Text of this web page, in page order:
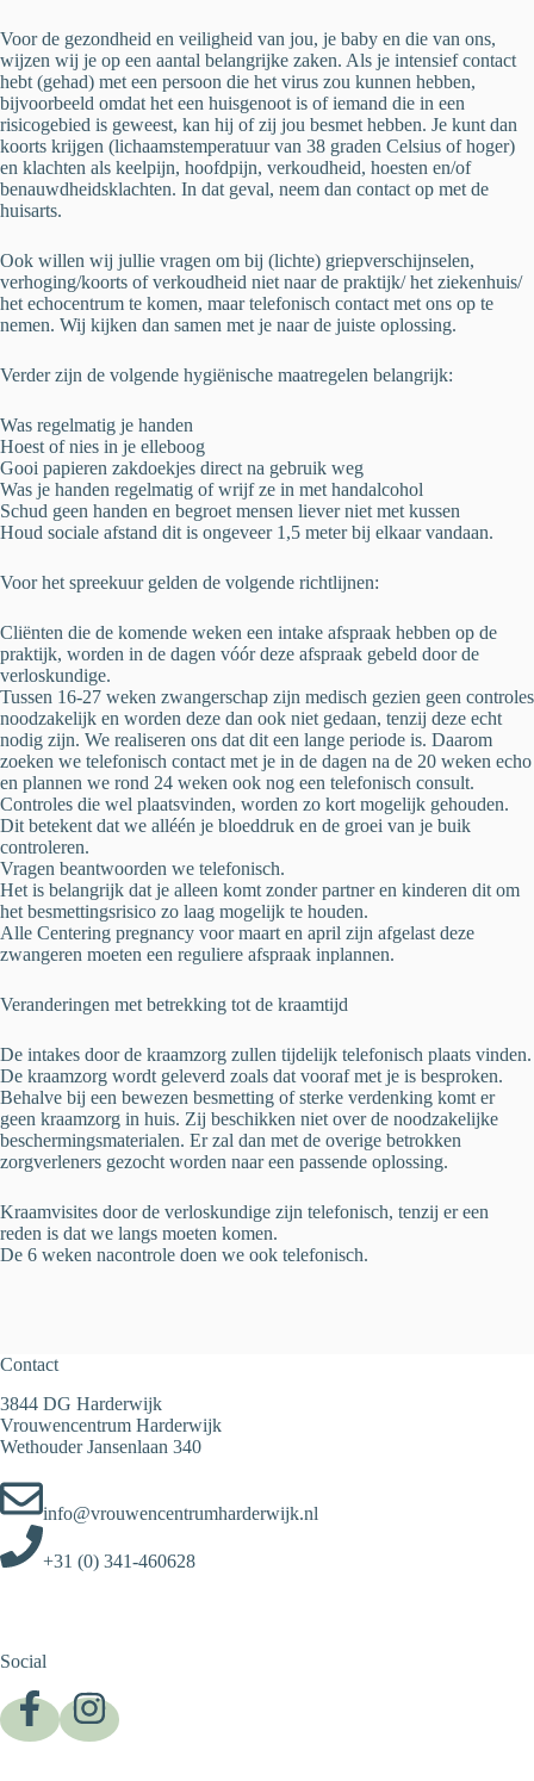
Voor de gezondheid en veiligheid van jou, je baby en die van ons,
wijzen wij je op een aantal belangrijke zaken. Als je intensief contact
hebt (gehad) met een persoon die het virus zou kunnen hebben,
bijvoorbeeld omdat het een huisgenoot is of iemand die in een
risicogebied is geweest, kan hij of zij jou besmet hebben. Je kunt dan
koorts krijgen (lichaamstemperatuur van 38 graden Celsius of hoger)
en klachten als keelpijn, hoofdpijn, verkoudheid, hoesten en/of
benauwdheidsklachten. In dat geval, neem dan contact op met de
huisarts.
Ook willen wij jullie vragen om bij (lichte) griepverschijnselen,
verhoging/koorts of verkoudheid niet naar de praktijk/ het ziekenhuis/
het echocentrum te komen, maar telefonisch contact met ons op te
nemen. Wij kijken dan samen met je naar de juiste oplossing.
Verder zijn de volgende hygiënische maatregelen belangrijk:
Was regelmatig je handen
Hoest of nies in je elleboog
Gooi papieren zakdoekjes direct na gebruik weg
Was je handen regelmatig of wrijf ze in met handalcohol
Schud geen handen en begroet mensen liever niet met kussen
Houd sociale afstand dit is ongeveer 1,5 meter bij elkaar vandaan.
Voor het spreekuur gelden de volgende richtlijnen:
Cliënten die de komende weken een intake afspraak hebben op de
praktijk, worden in de dagen vóór deze afspraak gebeld door de
verloskundige.
Tussen 16-27 weken zwangerschap zijn medisch gezien geen controles
noodzakelijk en worden deze dan ook niet gedaan, tenzij deze echt
nodig zijn. We realiseren ons dat dit een lange periode is. Daarom
zoeken we telefonisch contact met je in de dagen na de 20 weken echo
en plannen we rond 24 weken ook nog een telefonisch consult.
Controles die wel plaatsvinden, worden zo kort mogelijk gehouden.
Dit betekent dat we alléén je bloeddruk en de groei van je buik
controleren.
Vragen beantwoorden we telefonisch.
Het is belangrijk dat je alleen komt zonder partner en kinderen dit om
het besmettingsrisico zo laag mogelijk te houden.
Alle Centering pregnancy voor maart en april zijn afgelast deze
zwangeren moeten een reguliere afspraak inplannen.
Veranderingen met betrekking tot de kraamtijd
De intakes door de kraamzorg zullen tijdelijk telefonisch plaats vinden.
De kraamzorg wordt geleverd zoals dat vooraf met je is besproken.
Behalve bij een bewezen besmetting of sterke verdenking komt er
geen kraamzorg in huis. Zij beschikken niet over de noodzakelijke
beschermingsmaterialen. Er zal dan met de overige betrokken
zorgverleners gezocht worden naar een passende oplossing.
Kraamvisites door de verloskundige zijn telefonisch, tenzij er een
reden is dat we langs moeten komen.
De 6 weken nacontrole doen we ook telefonisch.
Contact
3844 DG Harderwijk
Vrouwencentrum Harderwijk
Wethouder Jansenlaan 340
info@vrouwencentrumharderwijk.nl
+31 (0) 341-460628
Social